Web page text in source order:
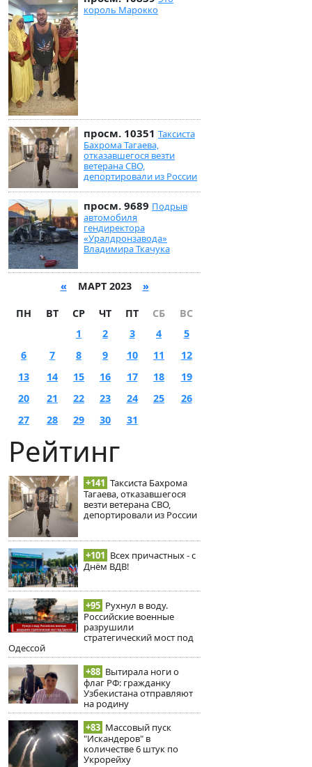
король Марокко
просм. 10351 Таксиста
Бахрома Тагаева,
отказавшегося везти
ветерана СВО,
депортировали из России
просм. 9689 Подрыв
автомобиля
гендиректора
«Уралдронзавода»
Владимира Ткачука
« МАРТ 2023 »
ПН ВТ СР ЧТ ПТ СБ
ВС
1
2 3 4
5
6
7 8 9 10 11
12
13
14 15 16 17 18
19
20
21 22 23 24 25
26
27
28 29 30 31
Рейтинг
+141 Таксиста Бахрома
Тагаева, отказавшегося
везти ветерана СВО,
депортировали из России
+101 Всех причастных - с
Днём ВДВ!
+95 Рухнул в воду.
Российские военные
разрушили
стратегический мост под
Одессой
+88 Вытирала ноги о
флаг РФ: гражданку
Узбекистана отправляют
на родину
+83 Массовый пуск
"Искандеров" в
количестве 6 штук по
Укрорейху